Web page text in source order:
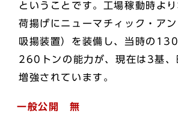
ということです。工場稼動時よ
荷揚げにニューマチィック・ア
吸揚装置）を装備し、当時の
260トンの能力が、現在は3基
増強されています。
一般公開 無